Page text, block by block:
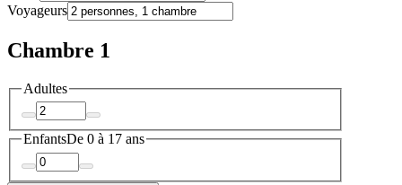
Voyageurs
Chambre 1
Adultes
EnfantsDe 0 à 17 ans